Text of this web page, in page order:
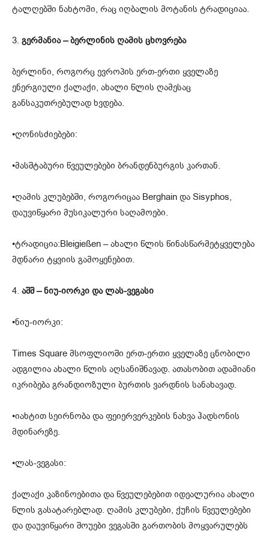
ტალღებში ნახტომი, რაც იღბალის მოტანის ტრადიციაა.
3. გერმანია – ბერლინის ღამის ცხოვრება
ბერლინი, როგორც ევროპის ერთ-ერთი ყველაზე
ენერგიული ქალაქი, ახალი წლის ღამესაც
განსაკუთრებულად ხვდება.
•ღონისძიებები:
•მასშტაბური წვეულებები ბრანდენბურგის კართან.
•ღამის კლუბებში, როგორიცაა Berghain და Sisyphos,
დაუვიწყარი მუსიკალური საღამოები.
•ტრადიცია:Bleigießen – ახალი წლის წინასწარმეტყველება
მდნარი ტყვიის გამოყენებით.
4. აშშ – ნიუ-იორკი და ლას-ვეგასი
•ნიუ-იორკი:
Times Square მსოფლიოში ერთ-ერთი ყველაზე ცნობილი
ადგილია ახალი წლის აღსანიშნავად. ათასობით ადამიანი
იკრიბება გრანდიოზული ბურთის ვარდნის სანახავად.
•იახტით სეირნობა და ფეიერვერკების ნახვა ჰადსონის
მდინარეზე.
•ლას-ვეგასი:
ქალაქი კაზინოებითა და წვეულებებით იდეალურია ახალი
წლის გასატარებლად. ღამის კლუბები, ქუჩის წვეულებები
და დაუვიწყარი შოუები ვეგასში გართობის მოყვარულებს